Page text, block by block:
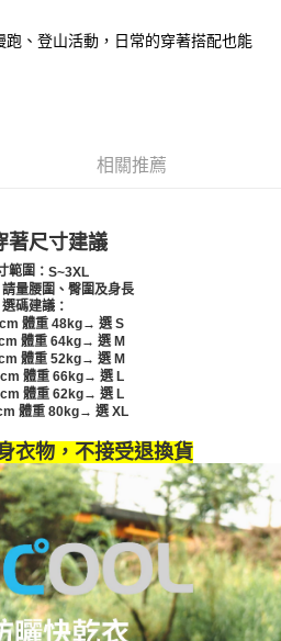
永豐商業銀行
，表示未達大哥付你分期系統評分，恕無
哥付你分期」於每月結算日後寄送繳費提
擇「超商條碼／台灣大直營門市／銀行轉
等通路繳費。
限公司」（以下簡稱本公司）所提供，讓
使用本公司帳單繳交帳款。
期」之契約關係目的，商店將以您的個人
供予台灣大哥大進項蒐集、處理及利用，
需資料之確認、核對及更正。
連結：https://oppay.tw/userRule
後才付款」的支付方式。 讓您購物簡單
證，即可結帳。
】
後付」後，將跳轉至「AFTEE先享後付」
額後，即可完成結帳。
費通知簡訊。
點擊此簡訊中的連結，可透過四大超商／
付款，方視為交易完成。
立刻繳費，但若您需要取消訂單，請聯絡
後付 」之結帳頁面顯示為準，若有關於
款等相關疑問，請聯繫「AFTEE先享後付
support/home
提供之「AFTEE先享後付」服務完成之交
個人資料，並將交易相關給付款項請求債
覽以下網址：
上)免運費
上)免運費
以上)免運費
以上)免運費
請聯繫客服）
以上)免運費
跑、登山活動，日常的穿著搭配也能
相關推薦
著尺寸建議
範圍 ：S~3XL
請量腰圍、臀圍及身長
選碼建議 ：
體重 48kg→ 選 S
體重 64kg→ 選 M
體重 52kg→ 選 M
體重 66kg→ 選 L
體重 62kg→ 選 L
體重 80kg→ 選XL
衣物，不接受退換貨